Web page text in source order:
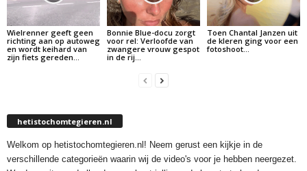
Wielrenner geeft geen
richting aan op autoweg
en wordt keihard van
zijn fiets gereden…
Bonnie Blue-docu zorgt
voor rel: Verloofde van
zwangere vrouw gespot
in de rij…
Toen Chantal Janzen uit
de kleren ging voor een
fotoshoot…
hetistochomtegieren.nl
Welkom op hetistochomtegieren.nl! Neem gerust een kijkje in de
verschillende categorieën waarin wij de video's voor je hebben neergezet.